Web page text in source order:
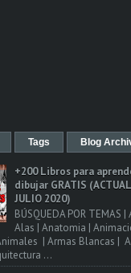
Tags Blog
+200 Libros para
dibujar GRATIS
JULIO 2020)
BÚSQUEDA POR TEMAS
Alas | Anatomia |
| Armas Blancas |
...